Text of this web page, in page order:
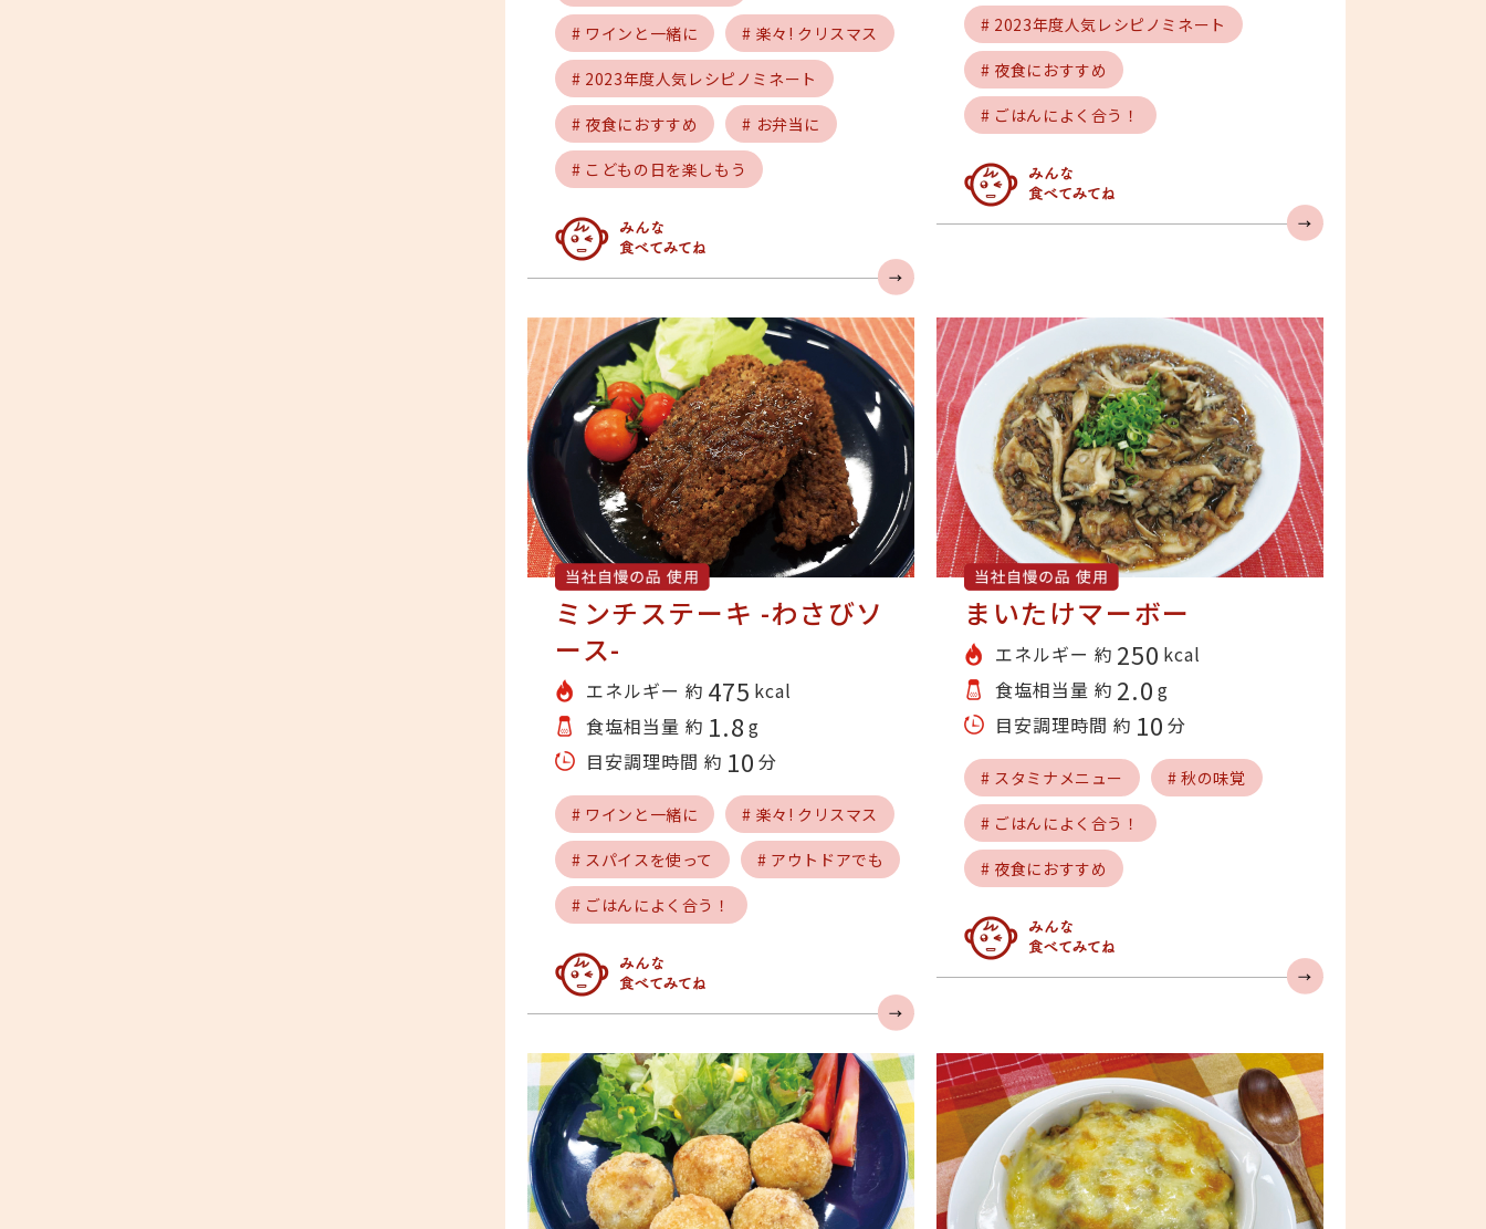
# ワインと一緒に # 楽々! クリスマス
# 2023年度人気レシピノミネート
# 夜食におすすめ # お弁当に
# こどもの日を楽しもう
みんな食べてみてね
# 2023年度人気レシピノミネート
# 夜食におすすめ
# ごはんによく合う！
みんな食べてみてね
ミンチステーキ -わさびソ
ース-
エネルギー 約 475 kcal
食塩相当量 約 1.8 g
目安調理時間 約 10 分
# ワインと一緒に # 楽々! クリスマス
# スパイスを使って # アウトドアでも
# ごはんによく合う！
みんな食べてみてね
まいたけマーボー
エネルギー 約 250 kcal
食塩相当量 約 2.0 g
目安調理時間 約 10 分
# スタミナメニュー # 秋の味覚
# ごはんによく合う！
# 夜食におすすめ
みんな食べてみてね